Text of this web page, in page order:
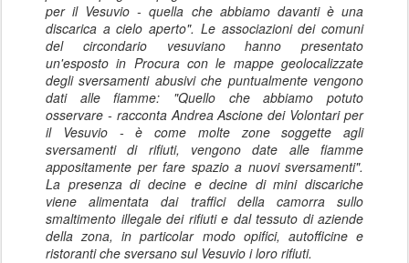
per il Vesuvio - quella che abbiamo davanti è una
discarica a cielo aperto". Le associazioni dei comuni
del circondario vesuviano hanno presentato
un'esposto in Procura con le mappe geolocalizzate
degli sversamenti abusivi che puntualmente vengono
dati alle fiamme: "Quello che abbiamo potuto
osservare - racconta Andrea Ascione dei Volontari per
il Vesuvio - è come molte zone soggette agli
sversamenti di rifiuti, vengono date alle fiamme
appositamente per fare spazio a nuovi sversamenti".
La presenza di decine e decine di mini discariche
viene alimentata dai traffici della camorra sullo
smaltimento illegale dei rifiuti e dal tessuto di aziende
della zona, in particolar modo opifici, autofficine e
ristoranti che sversano sul Vesuvio i loro rifiuti.